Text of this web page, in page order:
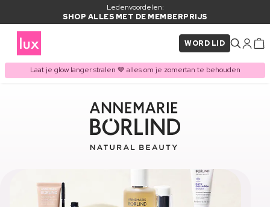
Ledenvoordelen:
SHOP ALLES MET DE MEMBERPRIJS
WORD LID
Laat je glow langer stralen 🤎 alles om je zomertan te behouden